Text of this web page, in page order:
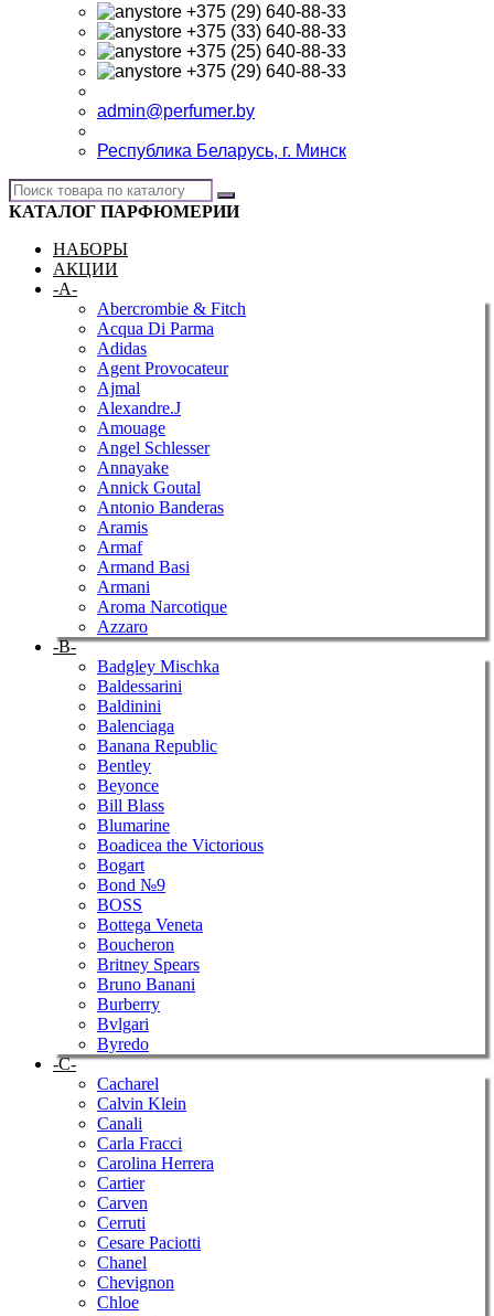
+375 (29) 640-88-33
+375 (33) 640-88-33
+375 (25) 640-88-33
+375 (29) 640-88-33
admin@perfumer.by
Республика Беларусь, г. Минск
КАТАЛОГ ПАРФЮМЕРИИ
НАБОРЫ
АКЦИИ
-A-
Abercrombie & Fitch
Acqua Di Parma
Adidas
Agent Provocateur
Ajmal
Alexandre.J
Amouage
Angel Schlesser
Annayake
Annick Goutal
Antonio Banderas
Aramis
Armaf
Armand Basi
Armani
Aroma Narcotique
Azzaro
-B-
Badgley Mischka
Baldessarini
Baldinini
Balenciaga
Banana Republic
Bentley
Beyonce
Bill Blass
Blumarine
Boadicea the Victorious
Bogart
Bond №9
BOSS
Bottega Veneta
Boucheron
Britney Spears
Bruno Banani
Burberry
Bvlgari
Byredo
-C-
Cacharel
Calvin Klein
Canali
Carla Fracci
Carolina Herrera
Cartier
Carven
Cerruti
Cesare Paciotti
Chanel
Chevignon
Chloe